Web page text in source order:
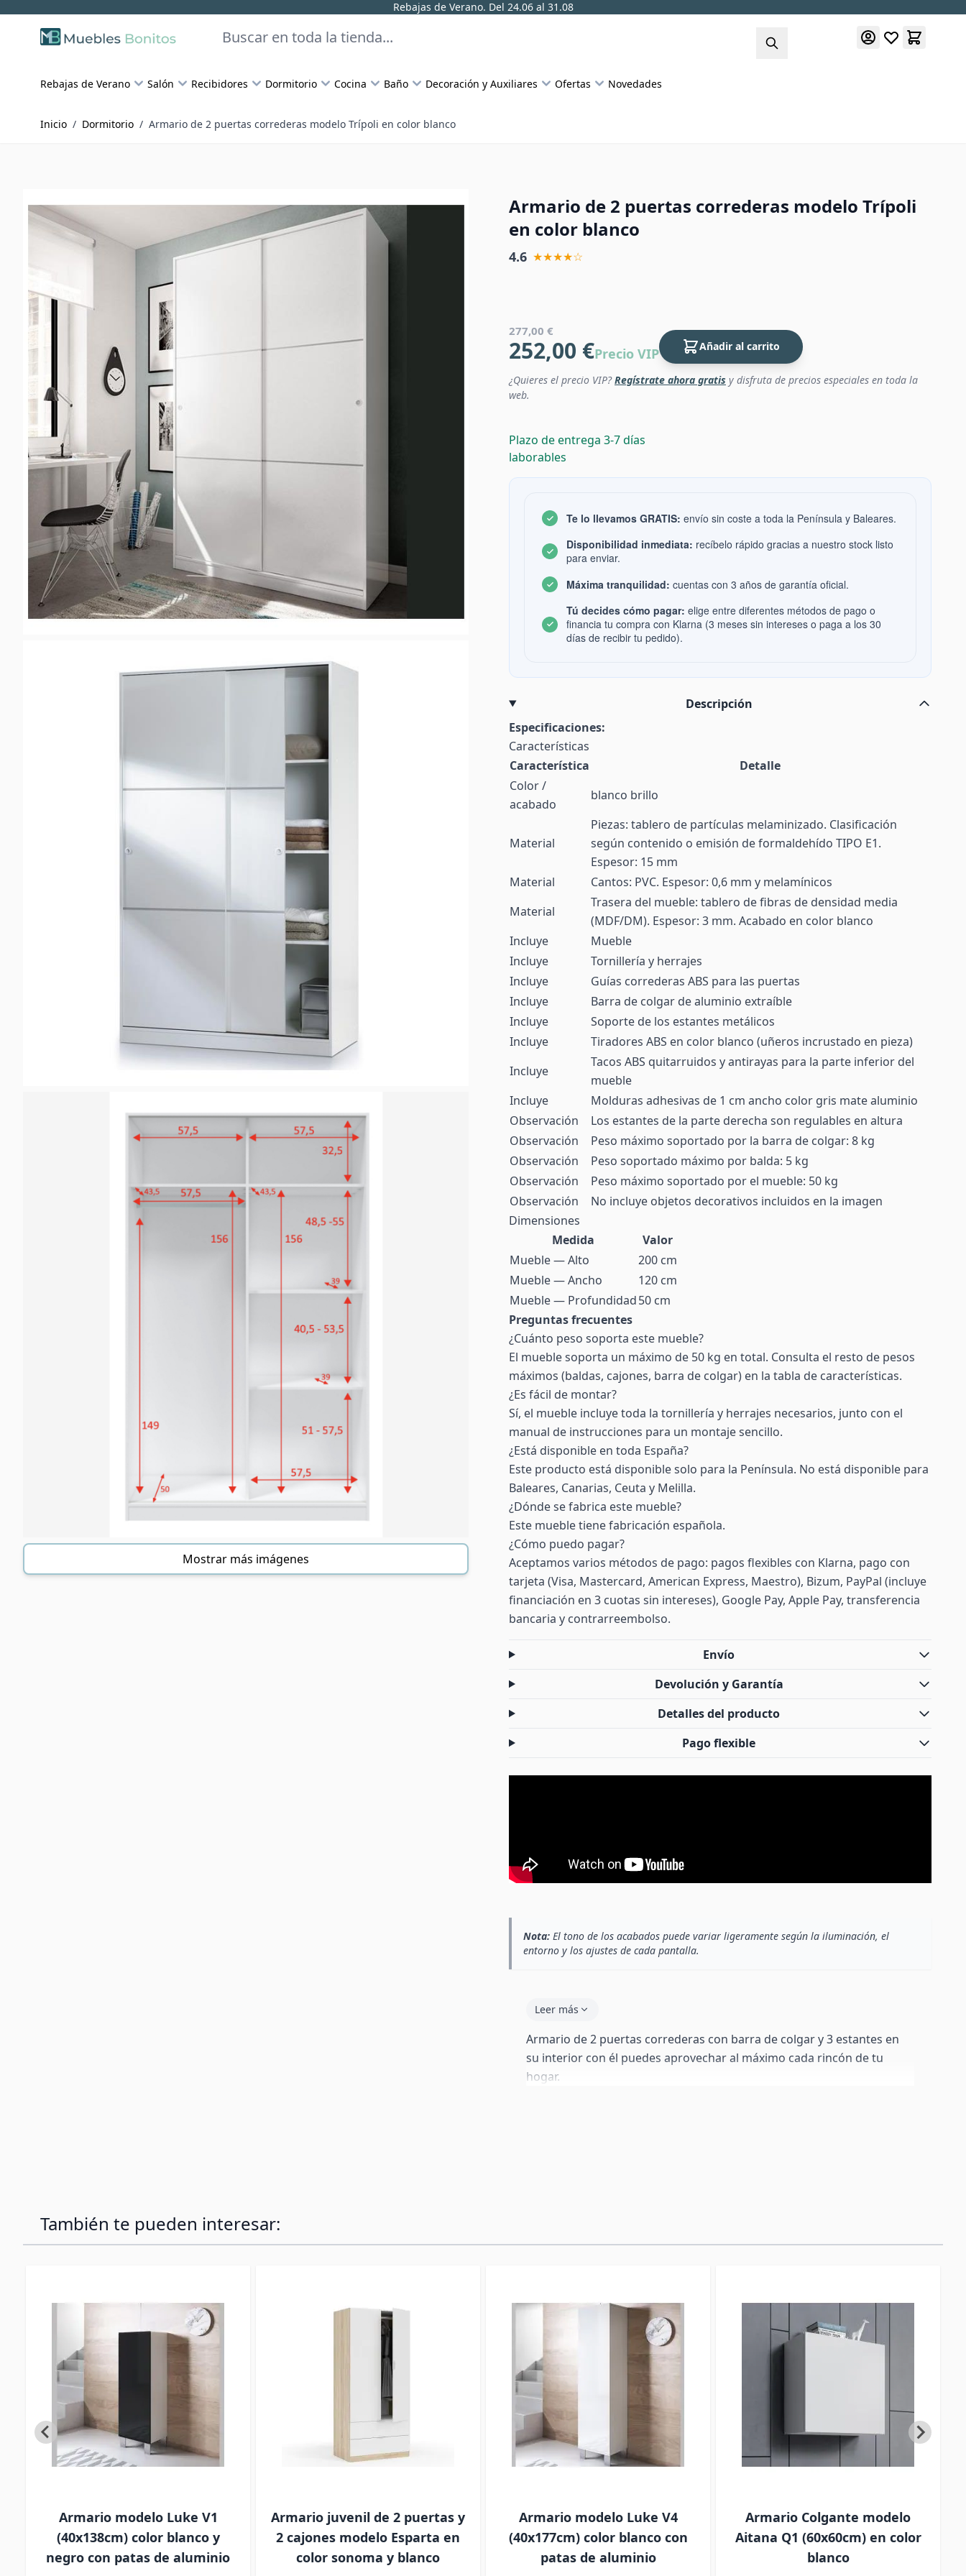
Rebajas de Verano. Del 24.06 al 31.08
Skip to Content
Buscar
Rebajas de Verano Salón Recibidores Dormitorio Cocina Baño Decoración y Auxiliares Ofertas Novedades
Inicio / Dormitorio / Armario de 2 puertas correderas modelo Trípoli en color blanco
Mostrar más imágenes
Armario de 2 puertas correderas modelo Trípoli
en color blanco
4.6 ★★★★☆
277,00 €
252,00 €Precio VIP Añadir al carrito
¿Quieres el precio VIP?Regístrate ahora gratis y disfruta de precios especiales en toda la
web.
Plazo de entrega 3-7 días
laborables
Te lo llevamos GRATIS: envío sin coste a toda la Península y Baleares.
Disponibilidad inmediata: recíbelo rápido gracias a nuestro stock listo
para enviar.
Máxima tranquilidad: cuentas con 3 años de garantía oficial.
Tú decides cómo pagar: elige entre diferentes métodos de pago o
financia tu compra con Klarna (3 meses sin intereses o paga a los 30
días de recibir tu pedido).
Descripción
Especificaciones:
Características
Característica
Detalle
Color /
acabado
blanco brillo
Material
Piezas: tablero de partículas melaminizado. Clasificación
según contenido o emisión de formaldehído TIPO E1.
Espesor: 15 mm
Material
Cantos: PVC. Espesor: 0,6 mm y melamínicos
Material
Trasera del mueble: tablero de fibras de densidad media
(MDF/DM). Espesor: 3 mm. Acabado en color blanco
Incluye
Mueble
Incluye
Tornillería y herrajes
Incluye
Guías correderas ABS para las puertas
Incluye
Barra de colgar de aluminio extraíble
Incluye
Soporte de los estantes metálicos
Incluye
Tiradores ABS en color blanco (uñeros incrustado en pieza)
Incluye
Tacos ABS quitarruidos y antirayas para la parte inferior del
mueble
Incluye
Molduras adhesivas de 1 cm ancho color gris mate aluminio
Observación
Los estantes de la parte derecha son regulables en altura
Observación
Peso máximo soportado por la barra de colgar: 8 kg
Observación
Peso soportado máximo por balda: 5 kg
Observación
Peso máximo soportado por el mueble: 50 kg
Observación
No incluye objetos decorativos incluidos en la imagen
Dimensiones
Medida
Valor
Mueble — Alto
200 cm
Mueble — Ancho
120 cm
Mueble — Profundidad50 cm
Preguntas frecuentes
¿Cuánto peso soporta este mueble?
El mueble soporta un máximo de 50 kg en total. Consulta el resto de pesos
máximos (baldas, cajones, barra de colgar) en la tabla de características.
¿Es fácil de montar?
Sí, el mueble incluye toda la tornillería y herrajes necesarios, junto con el
manual de instrucciones para un montaje sencillo.
¿Está disponible en toda España?
Este producto está disponible solo para la Península. No está disponible para
Baleares, Canarias, Ceuta y Melilla.
¿Dónde se fabrica este mueble?
Este mueble tiene fabricación española.
¿Cómo puedo pagar?
Aceptamos varios métodos de pago: pagos flexibles con Klarna, pago con
tarjeta (Visa, Mastercard, American Express, Maestro), Bizum, PayPal (incluye
financiación en 3 cuotas sin intereses), Google Pay, Apple Pay, transferencia
bancaria y contrarreembolso.
Envío
Devolución y Garantía
Detalles del producto
Pago flexible
Nota: El tono de los acabados puede variar ligeramente según la iluminación, el
entorno y los ajustes de cada pantalla.
Leer más
Armario de 2 puertas correderas con barra de colgar y 3 estantes en
su interior con él puedes aprovechar al máximo cada rincón de tu
hogar.
También te pueden interesar:
Armario modelo Luke V1
(40x138cm) color blanco y
negro con patas de aluminio
Armario juvenil de 2 puertas y
2 cajones modelo Esparta en
color sonoma y blanco
Armario modelo Luke V4
(40x177cm) color blanco con
patas de aluminio
Armario Colgante modelo
Aitana Q1 (60x60cm) en color
blanco